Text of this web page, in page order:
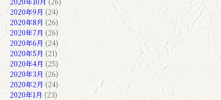
2020年9月 (24)
2020年8月 (26)
2020年7月 (26)
2020年6月 (24)
2020年5月 (21)
2020年4月 (25)
2020年3月 (26)
2020年2月 (24)
2020年1月 (23)